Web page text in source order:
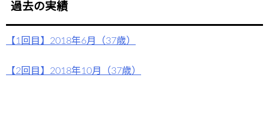
過去の実績
【1回目】2018年6月（37歳）
【2回目】2018年10月（37歳）